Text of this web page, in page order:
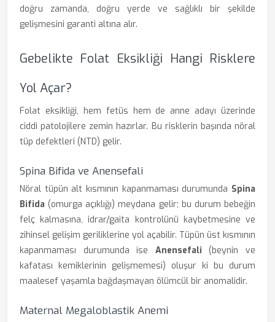
doğru zamanda, doğru yerde ve sağlıklı bir şekilde
gelişmesini garanti altına alır.
Gebelikte Folat Eksikliği Hangi Risklere
Yol Açar?
Folat eksikliği, hem fetüs hem de anne adayı üzerinde
ciddi patolojilere zemin hazırlar. Bu risklerin başında nöral
tüp defektleri (NTD) gelir.
Spina Bifida ve Anensefali
Nöral tüpün alt kısmının kapanmaması durumunda Spina
Bifida (omurga açıklığı) meydana gelir; bu durum bebeğin
felç kalmasına, idrar/gaita kontrolünü kaybetmesine ve
zihinsel gelişim geriliklerine yol açabilir. Tüpün üst kısmının
kapanmaması durumunda ise Anensefali (beynin ve
kafatası kemiklerinin gelişmemesi) oluşur ki bu durum
maalesef yaşamla bağdaşmayan ölümcül bir anomalidir.
Maternal Megaloblastik Anemi